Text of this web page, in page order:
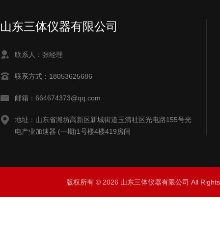
山东三体仪器有限公司
联系人：张经理
联系方式：18053625686
邮箱：664674373@qq.com
地址：山东省潍坊高新区新城街道玉清社区光电路155号光
电产业加速器 (一期)1号楼4楼419房间
版权所有 © 2026 山东三体仪器有限公司 All